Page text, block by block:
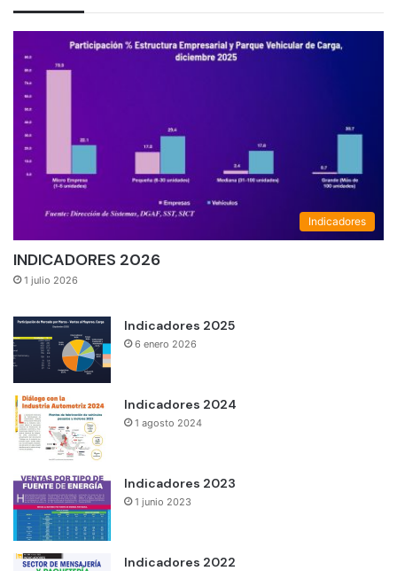
Indicadores
INDICADORES 2026
1 julio 2026
Indicadores 2025
6 enero 2026
Indicadores 2024
1 agosto 2024
Indicadores 2023
1 junio 2023
Indicadores 2022